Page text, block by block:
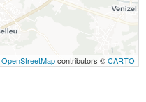
OpenStreetMapcontributors ©CARTO